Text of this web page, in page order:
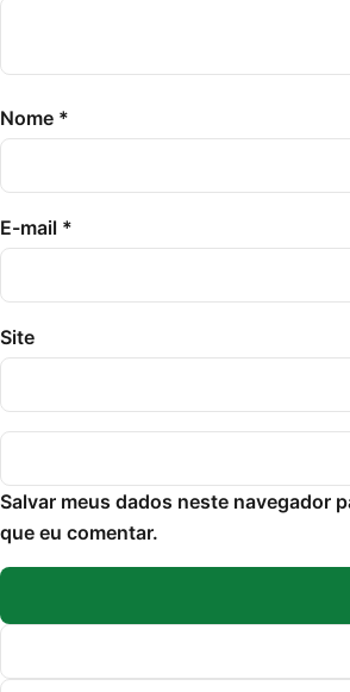
Nome *
E-mail *
Site
Salvar meus dados neste navegador
que eu comentar.